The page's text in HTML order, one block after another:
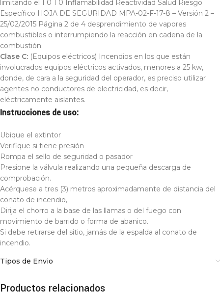
limitando el 1 0 1 0 Inflamabilidad Reactividad Salud Riesgo
Específico HOJA DE SEGURIDAD MPA-02-F-17-8 – Versión 2 –
25/02/2015 Página 2 de 4 desprendimiento de vapores
combustibles o interrumpiendo la reacción en cadena de la
combustión.
Clase C: (Equipos eléctricos) Incendios en los que están
involucrados equipos eléctricos activados, menores a 25 kw,
donde, de cara a la seguridad del operador, es preciso utilizar
agentes no conductores de electricidad, es decir,
eléctricamente aislantes.
Instrucciones de uso:
Ubique el extintor
Verifique si tiene presión
Rompa el sello de seguridad o pasador
Presione la válvula realizando una pequeña descarga de
comprobación.
Acérquese a tres (3) metros aproximadamente de distancia del
conato de incendio,
Dirija el chorro a la base de las llamas o del fuego con
movimiento de barrido o forma de abanico.
Si debe retirarse del sitio, jamás de la espalda al conato de
incendio.
Tipos de Envio
Productos relacionados